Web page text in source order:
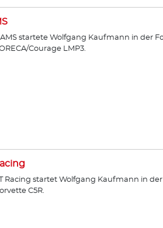
startete Wolfgang Kaufmann in der
Courage LMP3.
Racing startet Wolfgang Kaufmann in
C5R.